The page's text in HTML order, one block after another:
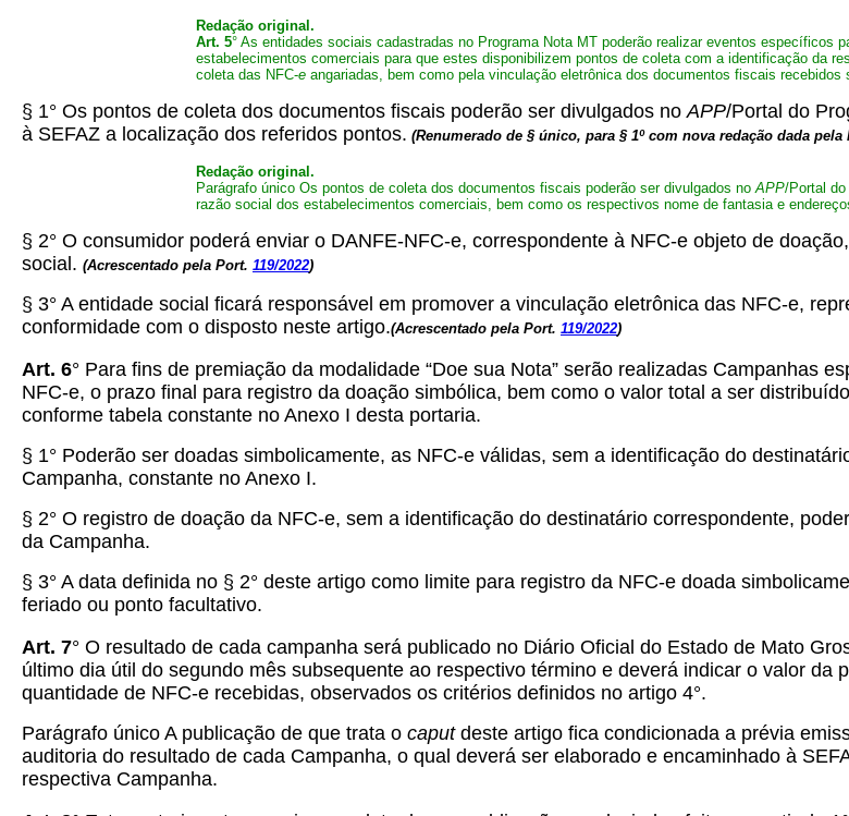
Redação original.
Art. 5° As entidades sociais cadastradas no Programa Nota MT poderão realizar eventos específicos
estabelecimentos comerciais para que estes disponibilizem pontos de coleta com a identificação da
coleta das NFC-e angariadas, bem como pela vinculação eletrônica dos documentos fiscais
§ 1° Os pontos de coleta dos documentos fiscais poderão ser divulgados noAPP/Portal do
à SEFAZ a localização dos referidos pontos. (Renumerado de § único, para § 1º com nova redação dada pela
Redação original.
Parágrafo único Os pontos de coleta dos documentos fiscais poderão ser divulgados noAPP/Portal
razão social dos estabelecimentos comerciais, bem como os respectivos nome de fantasia e
§ 2° O consumidor poderá enviar o DANFE-NFC-e, correspondente à NFC-e objeto de
social. (Acrescentado pela Port. 119/2022)
§ 3° A entidade social ficará responsável em promover a vinculação eletrônica das NFC-e,
conformidade com o disposto neste artigo.(Acrescentado pela Port. 119/2022)
Art. 6° Para fins de premiação da modalidade “Doe sua Nota” serão realizadas Campanhas
NFC-e, o prazo final para registro da doação simbólica, bem como o valor total a ser
conforme tabela constante no Anexo I desta portaria.
§ 1° Poderão ser doadas simbolicamente, as NFC-e válidas, sem a identificação do
Campanha, constante no Anexo I.
§ 2° O registro de doação da NFC-e, sem a identificação do destinatário correspondente,
da Campanha.
§ 3° A data definida no § 2° deste artigo como limite para registro da NFC-e doada
feriado ou ponto facultativo.
Art. 7° O resultado de cada campanha será publicado no Diário Oficial do Estado de Mato
último dia útil do segundo mês subsequente ao respectivo término e deverá indicar o valor
quantidade de NFC-e recebidas, observados os critérios definidos no artigo 4°.
Parágrafo único A publicação de que trata o caputdeste artigo fica condicionada a prévia
auditoria do resultado de cada Campanha, o qual deverá ser elaborado e encaminhado à
respectiva Campanha.